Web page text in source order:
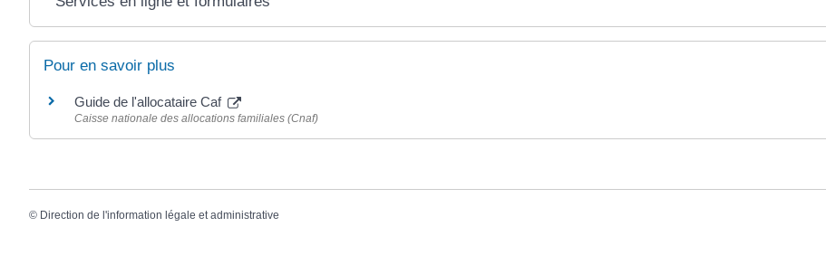
Pour en savoir plus
Guide de l'allocataire Caf
Caisse nationale des allocations familiales (Cnaf)
© Direction de l'information légale et administrative